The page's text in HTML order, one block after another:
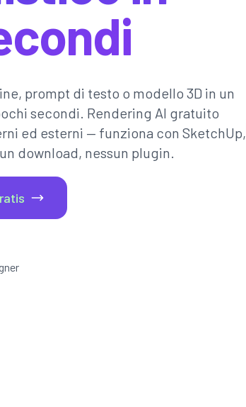
prompt di testo o modello 3D in un
secondi. Rendering AI gratuito
ed esterni — funziona con SketchUp,
download, nessun plugin.